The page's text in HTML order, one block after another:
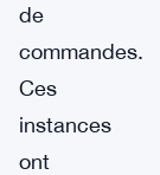
de
commandes.
Ces
instances
ont